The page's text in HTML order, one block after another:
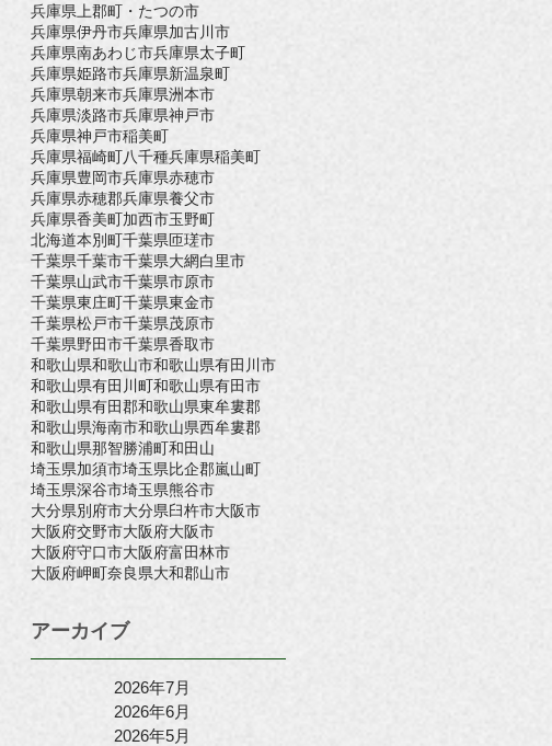
兵庫県上郡町・たつの市
兵庫県伊丹市兵庫県加古川市
兵庫県南あわじ市兵庫県太子町
兵庫県姫路市兵庫県新温泉町
兵庫県朝来市兵庫県洲本市
兵庫県淡路市兵庫県神戸市
兵庫県神戸市稲美町
兵庫県福崎町八千種兵庫県稲美町
兵庫県豊岡市兵庫県赤穂市
兵庫県赤穂郡兵庫県養父市
兵庫県香美町加西市玉野町
北海道本別町千葉県匝瑳市
千葉県千葉市千葉県大網白里市
千葉県山武市千葉県市原市
千葉県東庄町千葉県東金市
千葉県松戸市千葉県茂原市
千葉県野田市千葉県香取市
和歌山県和歌山市和歌山県有田川市
和歌山県有田川町和歌山県有田市
和歌山県有田郡和歌山県東牟婁郡
和歌山県海南市和歌山県西牟婁郡
和歌山県那智勝浦町和田山
埼玉県加須市埼玉県比企郡嵐山町
埼玉県深谷市埼玉県熊谷市
大分県別府市大分県臼杵市大阪市
大阪府交野市大阪府大阪市
大阪府守口市大阪府富田林市
大阪府岬町奈良県大和郡山市
アーカイブ
2026年7月
2026年6月
2026年5月